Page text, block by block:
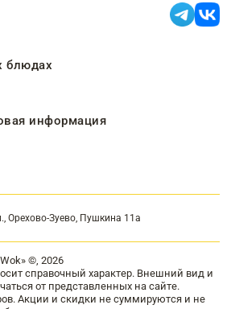
блюдах
информация
Орехово-Зуево, Пушкина 11а
©, 2026
справочный характер. Внешний вид и
от представленных на сайте.
Акции и скидки не суммируются и не